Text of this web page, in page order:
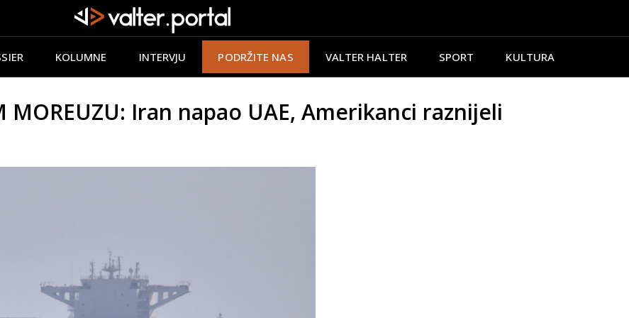
KOLUMNE INTERVJU PODRŽITE NAS VALTER HALTER SPORT KULTURA
MOREUZU: Iran napao UAE, Amerikanci raznijeli